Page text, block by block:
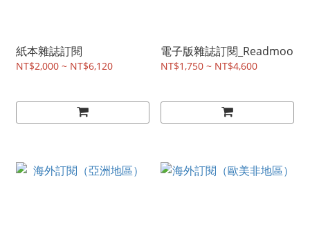
紙本雜誌訂閱
NT$2,000 ~ NT$6,120
電子版雜誌訂閱_Readmoo
NT$1,750 ~ NT$4,600